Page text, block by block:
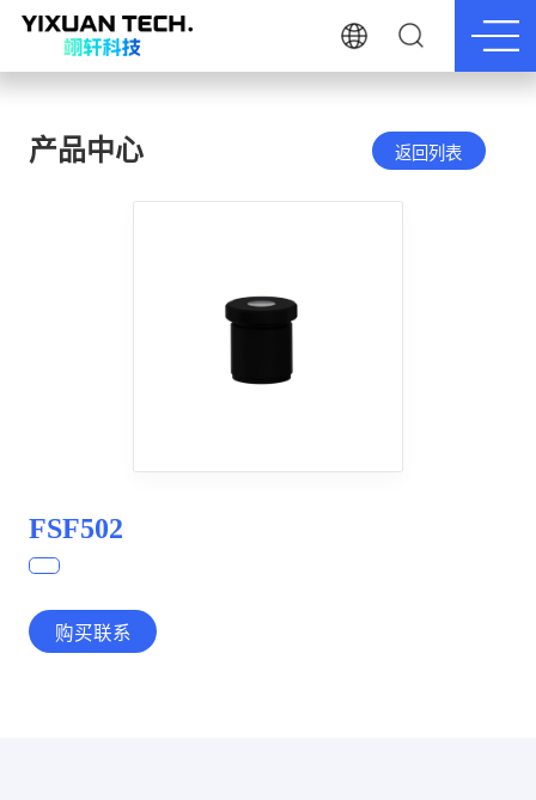
产品中心 返回列表
FSF502
购买联系